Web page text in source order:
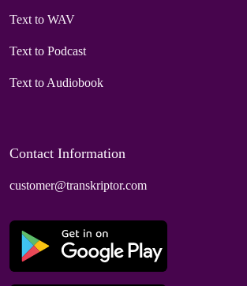
Text to WAV
Text to Podcast
Text to Audiobook
Contact Information
customer@transkriptor.com